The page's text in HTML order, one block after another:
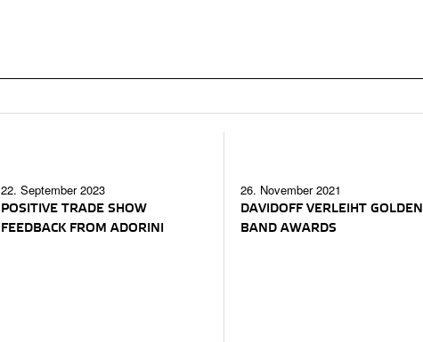
22. September 2023
POSITIVE TRADE SHOW
FEEDBACK FROM ADORINI
26. November 2021
DAVIDOFF VERLEIHT GOLDEN
BAND AWARDS